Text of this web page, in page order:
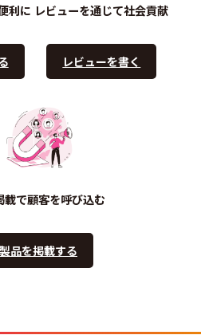
利に レビューを通じて社会貢献
レビューを書く
載で顧客を呼び込む
製品を掲載する